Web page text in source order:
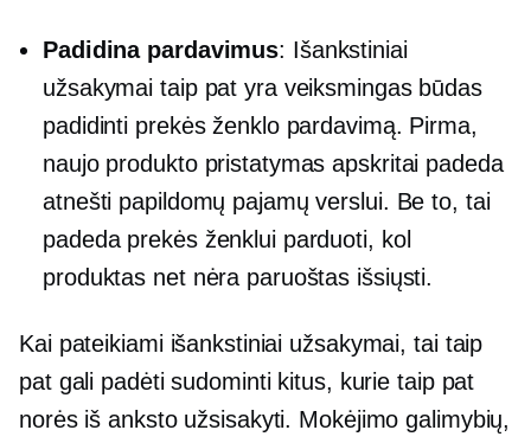
Padidina pardavimus: Išankstiniai
užsakymai taip pat yra veiksmingas būdas
padidinti prekės ženklo pardavimą. Pirma,
naujo produkto pristatymas apskritai padeda
atnešti papildomų pajamų verslui. Be to, tai
padeda prekės ženklui parduoti, kol
produktas net nėra paruoštas išsiųsti.
Kai pateikiami išankstiniai užsakymai, tai taip
pat gali padėti sudominti kitus, kurie taip pat
norės iš anksto užsisakyti. Mokėjimo galimybių,